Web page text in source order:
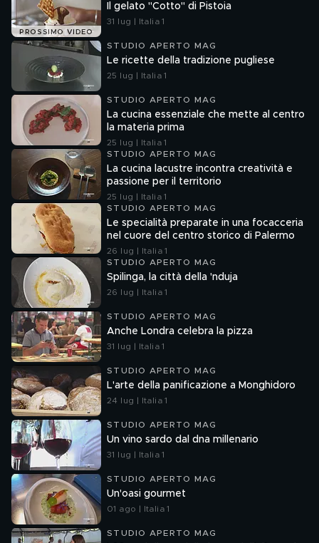
PROSSIMO VIDEO
Il gelato "Cotto" di Pistoia
31 lug | Italia 1
STUDIO APERTO MAG
Le ricette della tradizione pugliese
25 lug | Italia 1
STUDIO APERTO MAG
La cucina essenziale che mette al centro
la materia prima
25 lug | Italia 1
STUDIO APERTO MAG
La cucina lacustre incontra creatività e
passione per il territorio
25 lug | Italia 1
STUDIO APERTO MAG
Le specialità preparate in una focacceria
nel cuore del centro storico di Palermo
26 lug | Italia 1
STUDIO APERTO MAG
Spilinga, la città della 'nduja
26 lug | Italia 1
STUDIO APERTO MAG
Anche Londra celebra la pizza
31 lug | Italia 1
STUDIO APERTO MAG
L'arte della panificazione a Monghidoro
24 lug | Italia 1
STUDIO APERTO MAG
Un vino sardo dal dna millenario
31 lug | Italia 1
STUDIO APERTO MAG
Un'oasi gourmet
01 ago | Italia 1
STUDIO APERTO MAG